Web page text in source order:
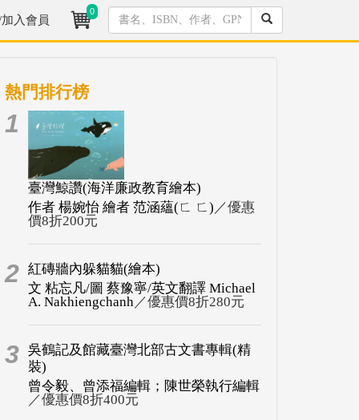
入會員
0
熱門排行榜
1
臺灣鯨讚(海洋廉政教育繪本)
作者 楊婉怡 繪者 范涵蘊(ㄈ ㄈ) ／優惠
價8折200元
2 紅磚牆內躲貓貓(繪本)
文 粘忘凡/圖 蔡豫寧/英文翻譯 Michael
A. Nakhiengchanh／優惠價8折280元
3 吳鶴記及館藏臺灣北部古文書專輯(精
裝)
曾令毅、曾添福編輯；陳世榮執行編輯
／優惠價8折400元